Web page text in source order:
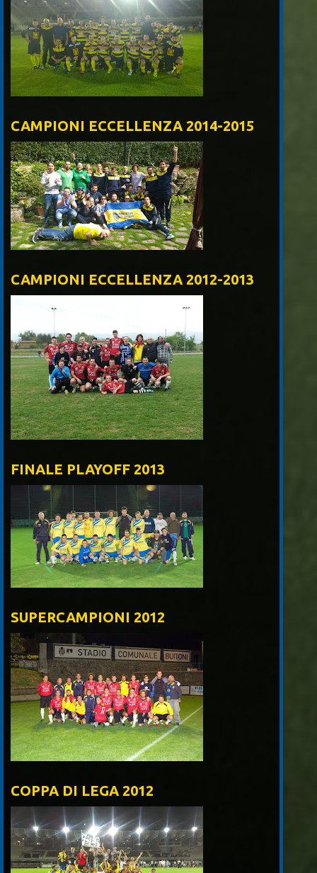
CAMPIONI ECCELLENZA 2014-2015
CAMPIONI ECCELLENZA 2012-2013
FINALE PLAYOFF 2013
SUPERCAMPIONI 2012
COPPA DI LEGA 2012